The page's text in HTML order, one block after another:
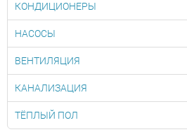
КОНДИЦИОНЕРЫ
НАСОСЫ
ВЕНТИЛЯЦИЯ
КАНАЛИЗАЦИЯ
ТЁПЛЫЙ ПОЛ